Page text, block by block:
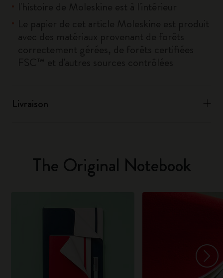
Livraison
The Original Notebook